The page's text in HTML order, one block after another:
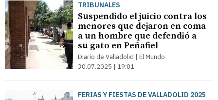
TRIBUNALES
Suspendido el juicio contra los
menores que dejaron en coma
a un hombre que defendió a
su gato en Peñafiel
Diario de Valladolid | El Mundo
30.07.2025 | 19:01
FERIAS Y FIESTAS DE VALLADOLID 2025